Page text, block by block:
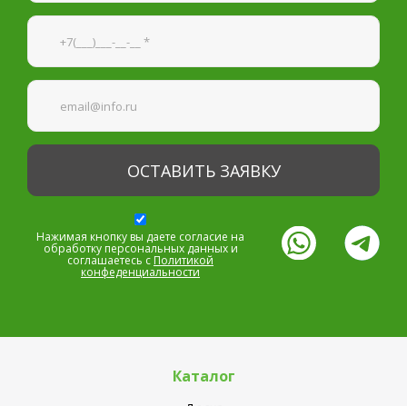
Я согласен наобработку персональных данных
Нажимая кнопку вы даете согласие на
обработку персональных данных и
соглашаетесь с Политикой
конфеденциальности
Каталог